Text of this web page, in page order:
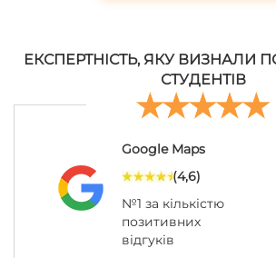
ЕКСПЕРТНІСТЬ, ЯКУ ВИЗНАЛИ
СТУДЕНТІВ
Google Maps
(4,6)
№1 за кількістю
позитивних
відгуків